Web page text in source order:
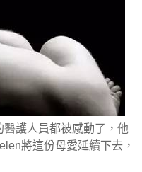
護人員都被感動了，他
將這份母愛延續下去，